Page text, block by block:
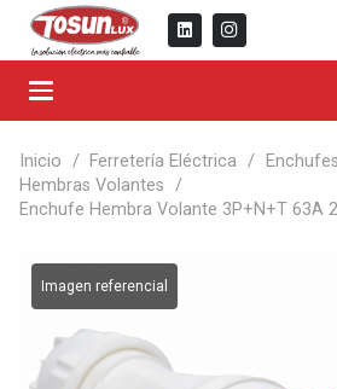
Inicio / Ferretería Eléctrica /
Hembras Volantes /
Enchufe Hembra Volante 3P+N+T 63A